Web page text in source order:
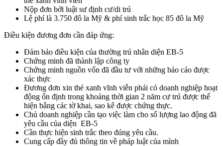
Nộp đơn bởi luật sư định cư/di trú
Lệ phí là 3.750 đô la Mỹ & phí sinh trắc học 85 đô la Mỹ
Điều kiện đương đơn cần đáp ứng:
Đảm bảo điều kiện của thường trú nhân diện EB-5
Chứng minh đã thành lập công ty
Chứng minh nguồn vốn đã đầu tư với những báo cáo được
xác thực
Đương đơn xin thẻ xanh vĩnh viễn phải có doanh nghiệp hoạt
động ổn định trong khoảng thời gian 2 năm cư trú được thể
hiện bằng các tờ khai, sao kê được chứng thực.
Chủ doanh nghiệp cần tạo việc làm cho số lượng lao động đã
yêu cầu của diện EB-5
Cần thực hiện sinh trắc theo đúng yêu cầu.
Cung cấp đầy đủ thông tin về pháp luật của mình